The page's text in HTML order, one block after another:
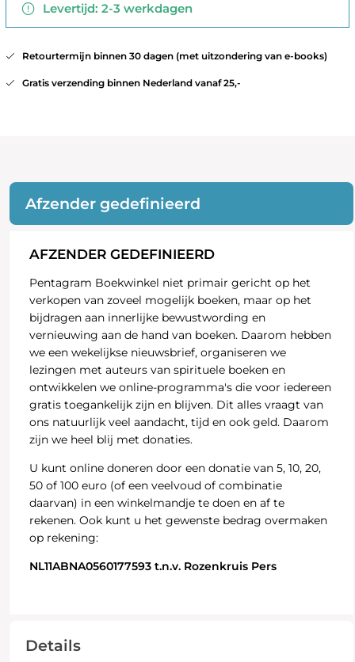
Levertijd: 2-3 werkdagen
Retourtermijn binnen 30 dagen (met uitzondering van e-books)
Gratis verzending binnen Nederland vanaf 25,-
Afzender gedefinieerd
AFZENDER GEDEFINIEERD
Pentagram Boekwinkel niet primair gericht op het
verkopen van zoveel mogelijk boeken, maar op het
bijdragen aan innerlijke bewustwording en
vernieuwing aan de hand van boeken. Daarom hebben
we een wekelijkse nieuwsbrief, organiseren we
lezingen met auteurs van spirituele boeken en
ontwikkelen we online-programma's die voor iedereen
gratis toegankelijk zijn en blijven. Dit alles vraagt van
ons natuurlijk veel aandacht, tijd en ook geld. Daarom
zijn we heel blij met donaties.
U kunt online doneren door een donatie van 5, 10, 20,
50 of 100 euro (of een veelvoud of combinatie
daarvan) in een winkelmandje te doen en af te
rekenen. Ook kunt u het gewenste bedrag overmaken
op rekening:
NL11ABNA0560177593 t.n.v. Rozenkruis Pers
Details